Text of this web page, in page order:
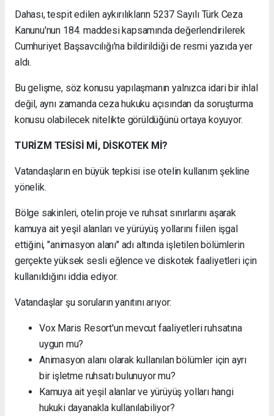
Dahası, tespit edilen aykırılıkların 5237 Sayılı Türk Ceza
Kanunu'nun 184. maddesi kapsamında değerlendirilerek
Cumhuriyet Başsavcılığı'na bildirildiği de resmi yazıda yer
aldı.
Bu gelişme, söz konusu yapılaşmanın yalnızca idari bir ihlal
değil, aynı zamanda ceza hukuku açısından da soruşturma
konusu olabilecek nitelikte görüldüğünü ortaya koyuyor.
TURİZM TESİSİ Mİ, DİSKOTEK Mİ?
Vatandaşların en büyük tepkisi ise otelin kullanım şekline
yönelik.
Bölge sakinleri, otelin proje ve ruhsat sınırlarını aşarak
kamuya ait yeşil alanları ve yürüyüş yollarını fiilen işgal
ettiğini, "animasyon alanı" adı altında işletilen bölümlerin
gerçekte yüksek sesli eğlence ve diskotek faaliyetleri için
kullanıldığını iddia ediyor.
Vatandaşlar şu soruların yanıtını arıyor:
Vox Maris Resort'un mevcut faaliyetleri ruhsatına
uygun mu?
Animasyon alanı olarak kullanılan bölümler için ayrı
bir işletme ruhsatı bulunuyor mu?
Kamuya ait yeşil alanlar ve yürüyüş yolları hangi
hukuki dayanakla kullanılabiliyor?